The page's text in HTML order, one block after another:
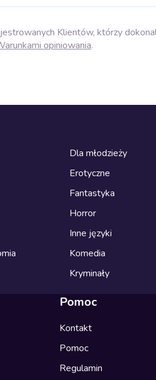
Klientów, którzy
opiniowania.
Dla młodzieży
Erotyczne
Fantastyka
Horror
Inne języki
Komedia
Kryminały
Pomoc
Kontakt
Pomoc
Regulamin